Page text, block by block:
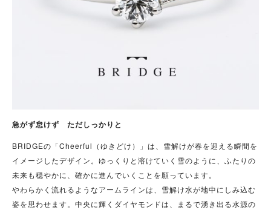
急がず怠けず ただしっかりと
BRIDGEの「Cheerful（ゆきどけ）」は、雪解けが春を迎える瞬間を
イメージしたデザイン。ゆっくりと溶けていく雪のように、ふたりの
未来も穏やかに、確かに進んでいくことを願っています。
やわらかく流れるようなアームラインは、雪解け水が地中にしみ込む
姿を思わせます。中央に輝くダイヤモンドは、まるで湧き出る水源の